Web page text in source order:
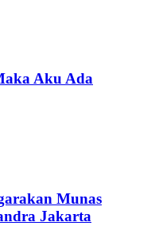
Aku Ada
Munas
Jakarta